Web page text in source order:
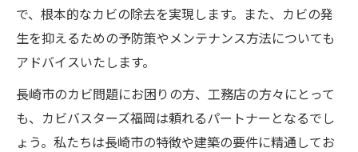
で、根本的なカビの除去を実現します。また、カビの発
生を抑えるための予防策やメンテナンス方法についても
アドバイスいたします。
長崎市のカビ問題にお困りの方、工務店の方々にとって
も、カビバスターズ福岡は頼れるパートナーとなるでし
ょう。私たちは長崎市の特徴や建築の要件に精通してお